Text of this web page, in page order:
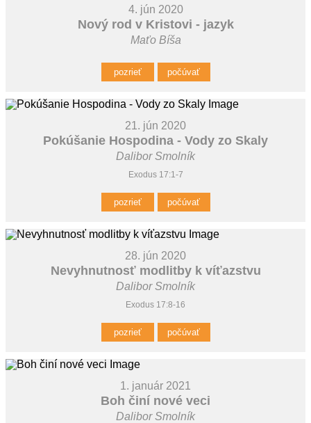
4. jún 2020
Nový rod v Kristovi - jazyk
Maťo Bíša
pozrieť počúvať
21. jún 2020
Pokúšanie Hospodina - Vody zo Skaly
Dalibor Smolník
Exodus 17:1-7
pozrieť počúvať
28. jún 2020
Nevyhnutnosť modlitby k víťazstvu
Dalibor Smolník
Exodus 17:8-16
pozrieť počúvať
1. január 2021
Boh činí nové veci
Dalibor Smolník